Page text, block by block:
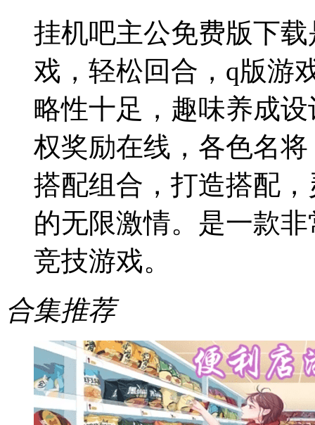
挂机吧主公免费版下
戏，轻松回合，q版游
略性十足，趣味养成
权奖励在线，各色名
搭配组合，打造搭配
的无限激情。是一款
竞技游戏。
合集推荐